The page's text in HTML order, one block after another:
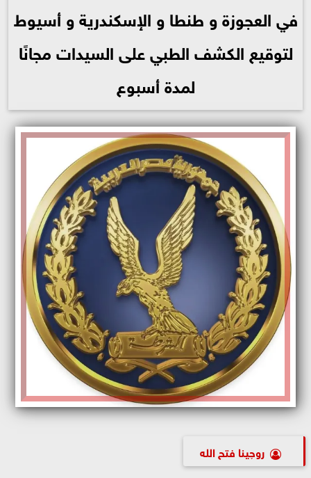
في العجوزة و طنطا و الإسكندرية و أسيوط
لتوقيع الكشف الطبي على السيدات مجانًا
لمدة أسبوع
روچينا فتح الله